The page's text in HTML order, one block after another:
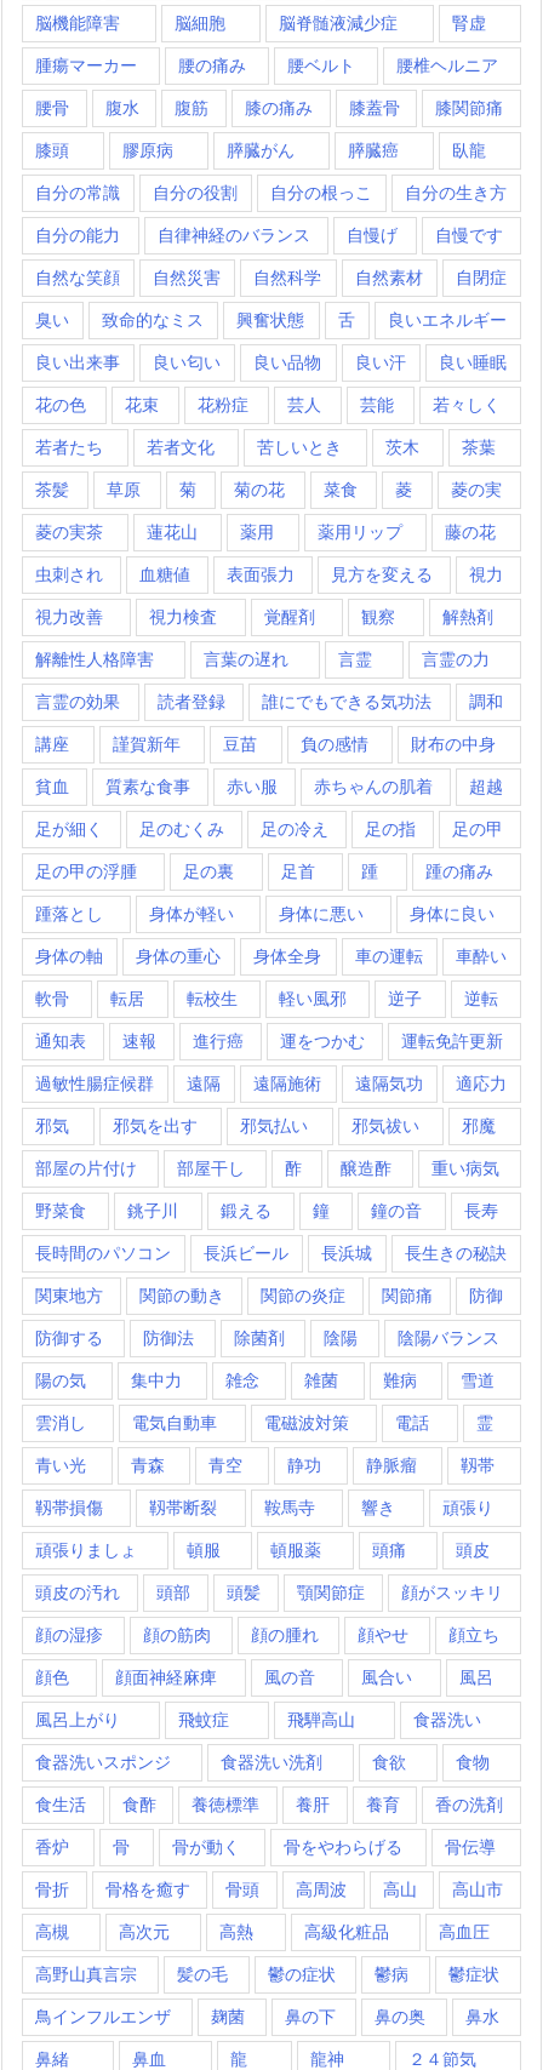
脳機能障害 脳細胞 脳脊髄液減少症 腎虚
腫瘍マーカー 腰の痛み 腰ベルト 腰椎ヘルニア
腰骨 腹水 腹筋 膝の痛み 膝蓋骨 膝関節痛
膝頭 膠原病 膵臓がん 膵臓癌 臥龍
自分の常識 自分の役割 自分の根っこ 自分の生き方
自分の能力 自律神経のバランス 自慢げ 自慢です
自然な笑顔 自然災害 自然科学 自然素材 自閉症
臭い 致命的なミス 興奮状態 舌 良いエネルギー
良い出来事 良い匂い 良い品物 良い汗 良い睡眠
花の色 花束 花粉症 芸人 芸能 若々しく
若者たち 若者文化 苦しいとき 茨木 茶葉
茶髪 草原 菊 菊の花 菜食 菱 菱の実
菱の実茶 蓮花山 薬用 薬用リップ 藤の花
虫刺され 血糖値 表面張力 見方を変える 視力
視力改善 視力検査 覚醒剤 観察 解熱剤
解離性人格障害 言葉の遅れ 言霊 言霊の力
言霊の効果 読者登録 誰にでもできる気功法 調和
講座 謹賀新年 豆苗 負の感情 財布の中身
貧血 質素な食事 赤い服 赤ちゃんの肌着 超越
足が細く 足のむくみ 足の冷え 足の指 足の甲
足の甲の浮腫 足の裏 足首 踵 踵の痛み
踵落とし 身体が軽い 身体に悪い 身体に良い
身体の軸 身体の重心 身体全身 車の運転 車酔い
軟骨 転居 転校生 軽い風邪 逆子 逆転
通知表 速報 進行癌 運をつかむ 運転免許更新
過敏性腸症候群 遠隔 遠隔施術 遠隔気功 適応力
邪気 邪気を出す 邪気払い 邪気祓い 邪魔
部屋の片付け 部屋干し 酢 醸造酢 重い病気
野菜食 銚子川 鍛える 鐘 鐘の音 長寿
長時間のパソコン 長浜ビール 長浜城 長生きの秘訣
関東地方 関節の動き 関節の炎症 関節痛 防御
防御する 防御法 除菌剤 陰陽 陰陽バランス
陽の気 集中力 雑念 雑菌 難病 雪道
雲消し 電気自動車 電磁波対策 電話 霊
青い光 青森 青空 静功 静脈瘤 靱帯
靱帯損傷 靱帯断裂 鞍馬寺 響き 頑張り
頑張りましょ 頓服 頓服薬 頭痛 頭皮
頭皮の汚れ 頭部 頭髪 顎関節症 顔がスッキリ
顔の湿疹 顔の筋肉 顔の腫れ 顔やせ 顔立ち
顔色 顔面神経麻痺 風の音 風合い 風呂
風呂上がり 飛蚊症 飛騨高山 食器洗い
食器洗いスポンジ 食器洗い洗剤 食欲 食物
食生活 食酢 養徳標準 養肝 養育 香の洗剤
香炉 骨 骨が動く 骨をやわらげる 骨伝導
骨折 骨格を癒す 骨頭 高周波 高山 高山市
高槻 高次元 高熱 高級化粧品 高血圧
高野山真言宗 髪の毛 鬱の症状 鬱病 鬱症状
鳥インフルエンザ 麹菌 鼻の下 鼻の奥 鼻水
鼻緒 鼻血 龍 龍神 ２４節気